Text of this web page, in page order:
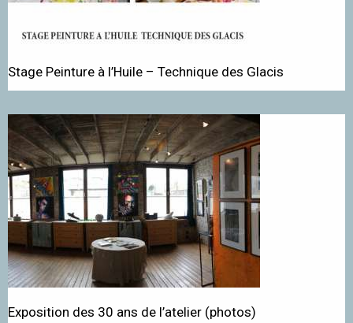
Stage Peinture à l’Huile – Technique des Glacis
Exposition des 30 ans de l’atelier (photos)